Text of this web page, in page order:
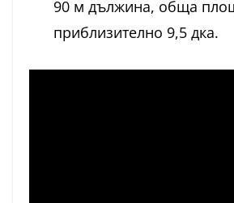
90 м дължина, обща
приблизително 9,5 дка.